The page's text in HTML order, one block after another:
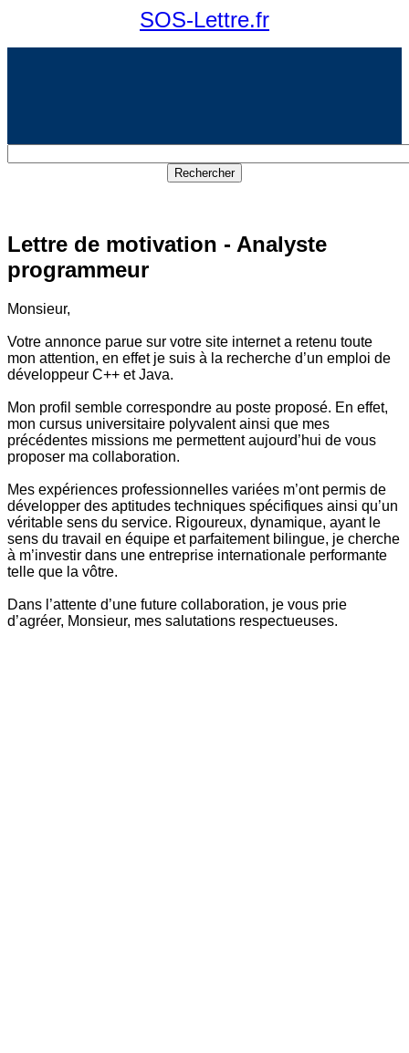
SOS-Lettre.fr
Lettre de motivation - Analyste
programmeur
Monsieur,
Votre annonce parue sur votre site internet a retenu toute
mon attention, en effet je suis à la recherche d’un emploi de
développeur C++ et Java.
Mon profil semble correspondre au poste proposé. En effet,
mon cursus universitaire polyvalent ainsi que mes
précédentes missions me permettent aujourd’hui de vous
proposer ma collaboration.
Mes expériences professionnelles variées m’ont permis de
développer des aptitudes techniques spécifiques ainsi qu’un
véritable sens du service. Rigoureux, dynamique, ayant le
sens du travail en équipe et parfaitement bilingue, je cherche
à m’investir dans une entreprise internationale performante
telle que la vôtre.
Dans l’attente d’une future collaboration, je vous prie
d’agréer, Monsieur, mes salutations respectueuses.